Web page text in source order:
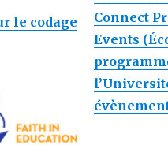
le codage
Connect
Events